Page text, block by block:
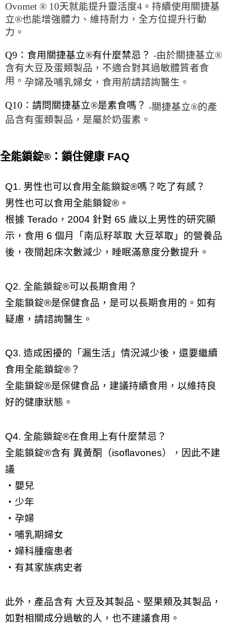
Ovomet ® 10天就能提升靈活度4。持續使用關捷基
立®也能增強體力、維持耐力，全方位提升行動
力。
Q9：食用關捷基立®有什麼禁忌？ -由於關捷基立®
含有大豆及蛋類製品，不適合對其過敏體質者食
用。 孕婦及哺乳婦女，食用前請諮詢醫生。
Q10：請問關捷基立®是素食嗎？ -關捷基立®的產
品含有蛋類製品，是屬於奶蛋素。
全能鎖錠®：鎖住健康 FAQ
Q1. 男性也可以食用全能鎖錠®嗎？吃了有感？
男性也可以食用全能鎖錠®。
根據 Terado，2004 針對 65 歲以上男性的研究顯
示，食用 6 個月「南瓜籽萃取 大豆萃取」的營養品
後，夜間起床次數減少， 睡眠滿意度分數提升 。
Q2. 全能鎖錠®可以長期食用？
全能鎖錠®是保健食品， 是可以長期食用的 。如有
疑慮，請諮詢醫生。
Q3. 造成困擾的「漏生活」情況減少後，還要繼續
食用全能鎖錠®？
全能鎖錠®是保健食品， 建議持續食用 ，以維持良
好的健康狀態。
Q4. 全能鎖錠®在食用上有什麼禁忌？
全能鎖錠®含有 異黃酮（isoflavones）
，因此不建
議
・嬰兒
・少年
・孕婦
・哺乳期婦女
・婦科腫瘤患者
・有其家族病史者
此外，產品含有 大豆及其製品、堅果類及其製品 ，
如對相關成分過敏的人，也不建議食用。